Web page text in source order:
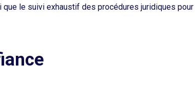
le suivi exhaustif des procédures juridiques pour